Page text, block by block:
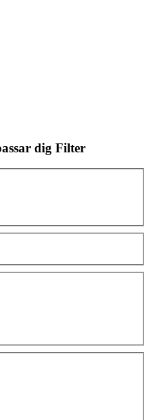
dig Filter